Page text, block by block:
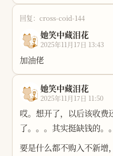
回复：cross-coid-144
她笑中藏泪花
2025年11月17日 13:43
加油佬
她笑中藏泪花
2025年11月17日 11:50
哎。想开了，以后该收费
了。。。其实挺缺钱的。
要是什么都不购入不新增